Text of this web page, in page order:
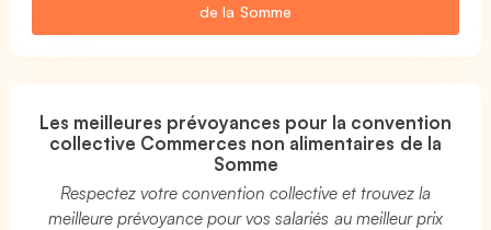
de la Somme
Les meilleures prévoyances pour la convention
collective Commerces non alimentaires de la
Somme
Respectez votre convention collective et trouvez la
meilleure prévoyance pour vos salariés au meilleur prix